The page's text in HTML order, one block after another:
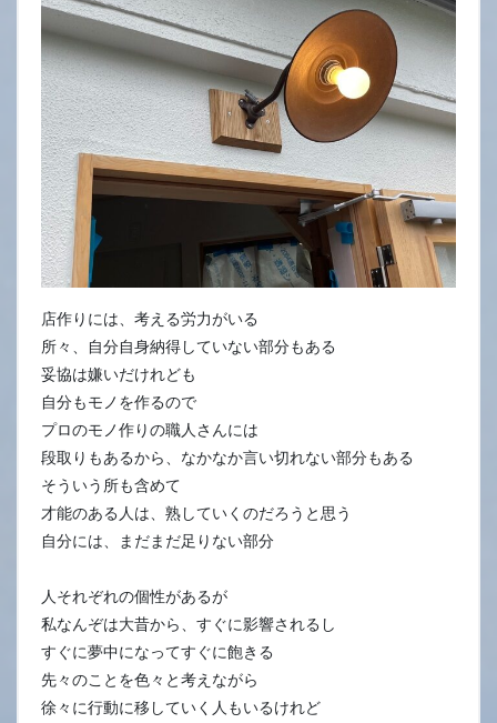
店作りには、考える労力がいる
所々、自分自身納得していない部分もある
妥協は嫌いだけれども
自分もモノを作るので
プロのモノ作りの職人さんには
段取りもあるから、なかなか言い切れない部分もある
そういう所も含めて
才能のある人は、熟していくのだろうと思う
自分には、まだまだ足りない部分
人それぞれの個性があるが
私なんぞは大昔から、すぐに影響されるし
すぐに夢中になってすぐに飽きる
先々のことを色々と考えながら
徐々に行動に移していく人もいるけれど